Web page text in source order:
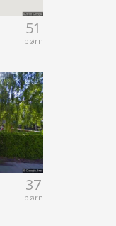
51
børn
37
børn